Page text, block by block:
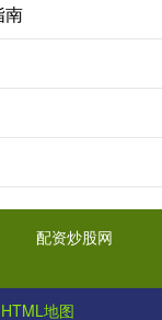
南
配资炒股网
HTML地图